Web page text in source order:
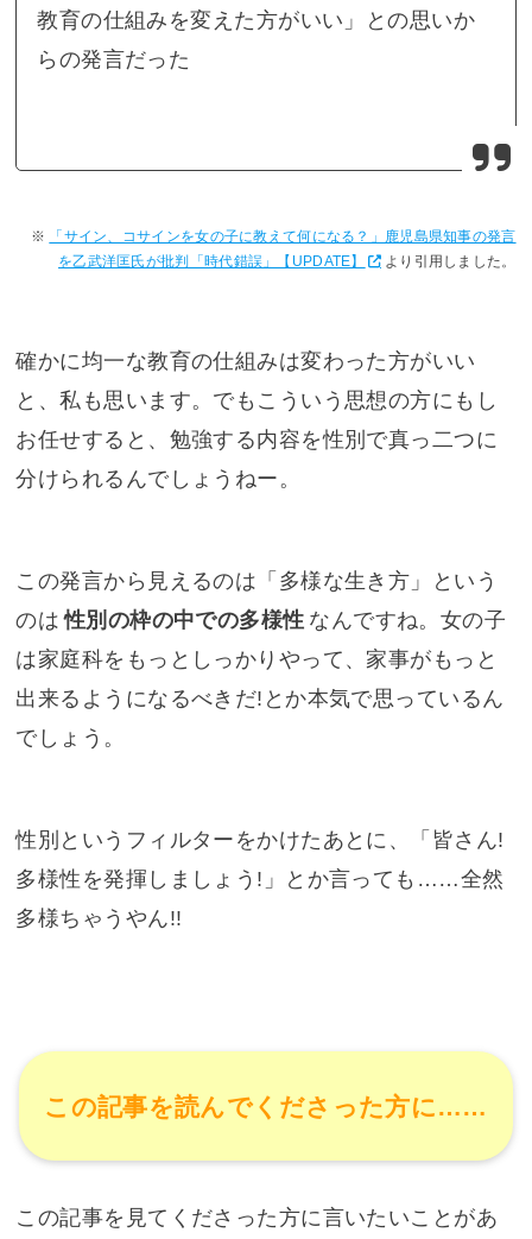
教育の仕組みを変えた方がいい」との思いか
らの発言だった
「サイン、コサインを女の子に教えて何になる？」鹿児島県知事の発言
を乙武洋匡氏が批判「時代錯誤」【UPDATE】
より引用しました。
確かに均一な教育の仕組みは変わった方がいい
と、私も思います。でもこういう思想の方にもし
お任せすると、勉強する内容を性別で真っ二つに
分けられるんでしょうねー。
この発言から見えるのは「多様な生き方」という
のは 性別の枠の中での多様性 なんですね。女の子
は家庭科をもっとしっかりやって、家事がもっと
出来るようになるべきだ!とか本気で思っているん
でしょう。
性別というフィルターをかけたあとに、「皆さん!
多様性を発揮しましょう!」とか言っても……全然
多様ちゃうやん!!
この記事を読んでくださった方に……
この記事を見てくださった方に言いたいことがあ